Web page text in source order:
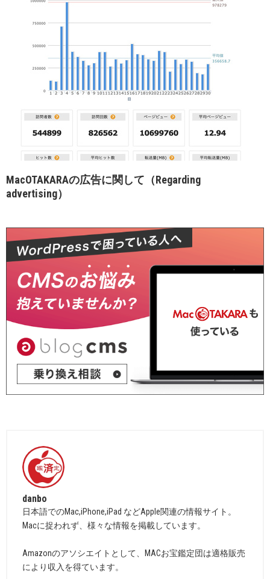
MacOTAKARAの広告に関して（Regarding
advertising）
danbo
日本語でのMac,iPhone,iPad などApple関連の情報サイト。
Macに捉われず、様々な情報を掲載しています。
Amazonのアソシエイトとして、MACお宝鑑定団は適格販売
により収入を得ています。